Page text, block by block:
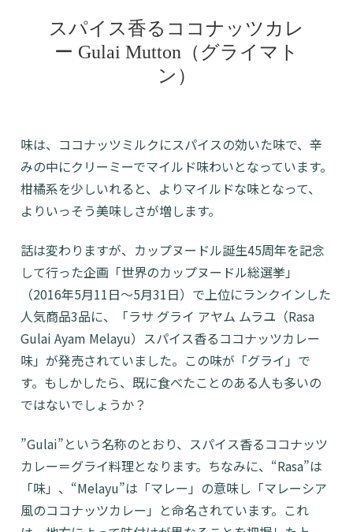
スパイス香るココナッツカレ
ー Gulai Mutton（グライマト
ン）
味は、ココナッツミルクにスパイスの効いた味で、辛
みの中にクリーミーでマイルド味わいとなっています。
柑橘系を少しいれると、よりマイルドな味となって、
よりいっそう美味しさが増します。
話は変わりますが、カップヌードル誕生45周年を記念
して行った企画「世界のカップヌードル総選挙」
（2016年5月11日〜5月31日）で上位にランクインした
人気商品3品に、「ラサ グライ アヤム ムラユ（Rasa
Gulai Ayam Melayu）スパイス香るココナッツカレー
味」が発売されていました。この味が「グライ」で
す。もしかしたら、既に食べたことのある人も多いの
ではないでしょうか？
”Gulai”という名称のとおり、スパイス香るココナッツ
カレー＝グライ料理となります。ちなみに、“Rasa”は
「味」、“Melayu”は「マレー」の意味し「マレーシア
風のココナッツカレー」と命名されています。これ